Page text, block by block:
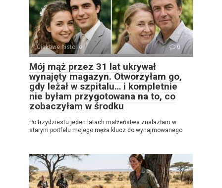
Ciekawe historie 0
Mój mąż przez 31 lat ukrywał
wynajęty magazyn. Otworzyłam go,
gdy leżał w szpitalu… i kompletnie
nie byłam przygotowana na to, co
zobaczyłam w środku
Po trzydziestu jeden latach małżeństwa znalazłam w
starym portfelu mojego męża klucz do wynajmowanego